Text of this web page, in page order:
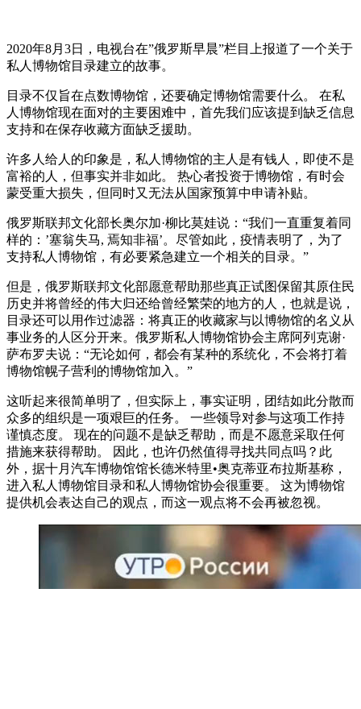
2020年8月3日，电视台在”俄罗斯早晨”栏目上报道了一个关于
私人博物馆目录建立的故事。
目录不仅旨在点数博物馆，还要确定博物馆需要什么。 在私
人博物馆现在面对的主要困难中，首先我们应该提到缺乏信息
支持和在保存收藏方面缺乏援助。
许多人给人的印象是，私人博物馆的主人是有钱人，即使不是
富裕的人，但事实并非如此。 热心者投资于博物馆，有时会
蒙受重大损失，但同时又无法从国家预算中申请补贴。
俄罗斯联邦文化部长奥尔加·柳比莫娃说：“我们一直重复着同
样的：’塞翁失马, 焉知非福’。尽管如此，疫情表明了，为了
支持私人博物馆，有必要紧急建立一个相关的目录。”
但是，俄罗斯联邦文化部愿意帮助那些真正试图保留其原住民
历史并将曾经的伟大归还给曾经繁荣的地方的人，也就是说，
目录还可以用作过滤器：将真正的收藏家与以博物馆的名义从
事业务的人区分开来。俄罗斯私人博物馆协会主席阿列克谢·
萨布罗夫说：“无论如何，都会有某种的系统化，不会将打着
博物馆幌子营利的博物馆加入。”
这听起来很简单明了，但实际上，事实证明，团结如此分散而
众多的组织是一项艰巨的任务。 一些领导对参与这项工作持
谨慎态度。 现在的问题不是缺乏帮助，而是不愿意采取任何
措施来获得帮助。 因此，也许仍然值得寻找共同点吗？此
外，据十月汽车博物馆馆长德米特里•奥克蒂亚布拉斯基称，
进入私人博物馆目录和私人博物馆协会很重要。 这为博物馆
提供机会表达自己的观点，而这一观点将不会再被忽视。